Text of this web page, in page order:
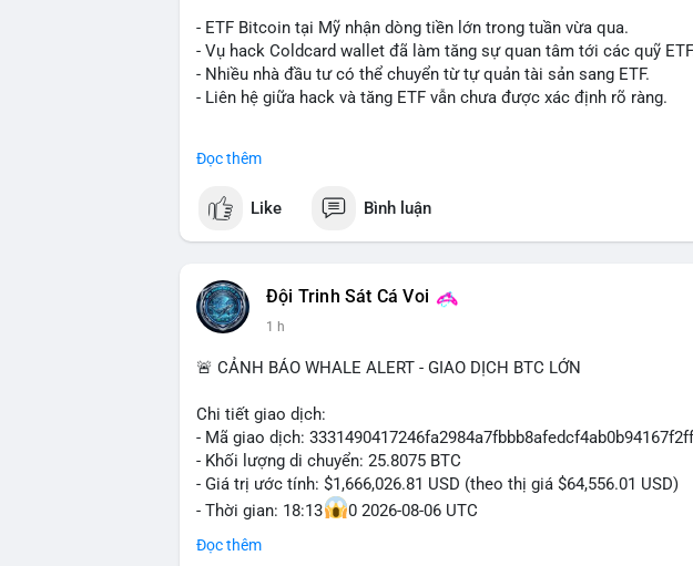
lương bằng BTC.
#binancesquare #cryptonews #btc #eth #sol #xrp #cc #sky #sand
📰 Nguồn: Decrypt
- ETF Bitcoin tại Mỹ nhận dòng tiền lớn trong tuần vừa qua.
- Vụ hack Coldcard wallet đã làm tăng sự quan tâm tới các quỹ
- Nhiều nhà đầu tư có thể chuyển từ tự quản tài sản sang ETF.
- Liên hệ giữa hack và tăng ETF vẫn chưa được xác định rõ ràng.
#vlikevn #titanbot
📰 Nguồn: Cointelegraph
Đọc thêm
Like Bình luận
Đội Trinh Sát Cá Voi
1 h
🚨 CẢNH BÁO WHALE ALERT - GIAO DỊCH BTC LỚN
Chi tiết giao dịch:
- Mã giao dịch:
- Khối lượng di chuyển: 25.8075 BTC
- Giá trị ước tính: $1,666,026.81 USD (theo thị giá $64,556.01 USD)
- Thời gian: 18:13
0 2026-08-06 UTC
Nhận định phân tích hành vi của Cá voi dựa trên giao dịch này:
Đọc thêm